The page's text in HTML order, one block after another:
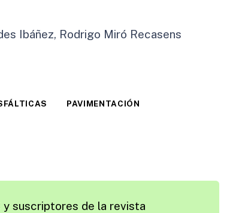
Ibáñez, Rodrigo Miró Recasens
PAVIMENTACIÓN
y suscriptores de la revista